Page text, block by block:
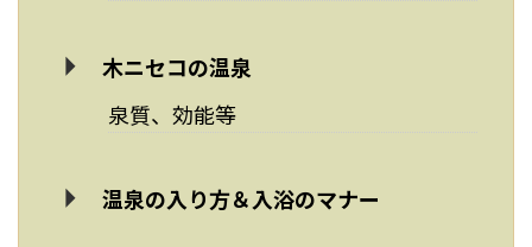
木ニセコの温泉
泉質、効能等
温泉の入り方＆入浴のマナー